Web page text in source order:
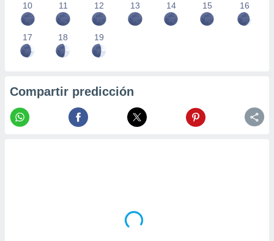
10 11 12 13 14 15 16
17 18 19
Compartir predicción